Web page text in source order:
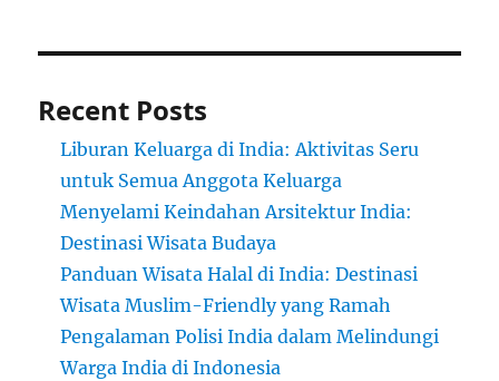
Recent Posts
Liburan Keluarga di India: Aktivitas Seru
untuk Semua Anggota Keluarga
Menyelami Keindahan Arsitektur India:
Destinasi Wisata Budaya
Panduan Wisata Halal di India: Destinasi
Wisata Muslim-Friendly yang Ramah
Pengalaman Polisi India dalam Melindungi
Warga India di Indonesia